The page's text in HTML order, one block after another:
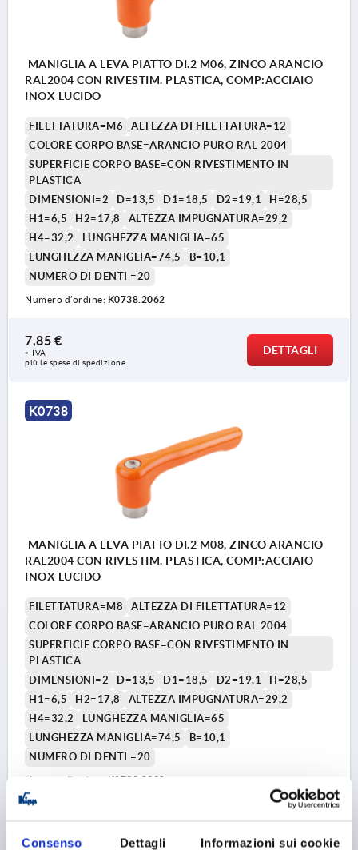
Consenso Dettagli Informazioni sui cookie
MANIGLIA A LEVA PIATTO DI.2 M06, ZINCO ARANCIO
RAL2004 CON RIVESTIM. PLASTICA, COMP:ACCIAIO
INOX LUCIDO
FILETTATURA=M6
ALTEZZA DI FILETTATURA=12
COLORE CORPO BASE=ARANCIO PURO RAL 2004
SUPERFICIE CORPO BASE=CON RIVESTIMENTO IN
PLASTICA
DIMENSIONI=2
D=13,5 D1=18,5 D2=19,1
H=28,5
H1=6,5
H2=17,8
ALTEZZA IMPUGNATURA=29,2
H4=32,2
LUNGHEZZA MANIGLIA=65
LUNGHEZZA MANIGLIA=74,5
B=10,1
NUMERO DI DENTI =20
Numero d’ordine: K0738.2062
7,85 €
+ IVA
più le spese di spedizione
DETTAGLI
K0738
MANIGLIA A LEVA PIATTO DI.2 M08, ZINCO ARANCIO
RAL2004 CON RIVESTIM. PLASTICA, COMP:ACCIAIO
INOX LUCIDO
FILETTATURA=M8
ALTEZZA DI FILETTATURA=12
COLORE CORPO BASE=ARANCIO PURO RAL 2004
SUPERFICIE CORPO BASE=CON RIVESTIMENTO IN
PLASTICA
DIMENSIONI=2
D=13,5 D1=18,5 D2=19,1
H=28,5
H1=6,5
H2=17,8
ALTEZZA IMPUGNATURA=29,2
H4=32,2
LUNGHEZZA MANIGLIA=65
LUNGHEZZA MANIGLIA=74,5
B=10,1
NUMERO DI DENTI =20
Numero d’ordine: K0738.2082
più le spese di spedizione